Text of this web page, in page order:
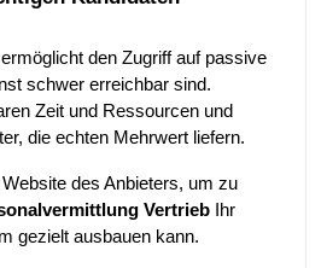
den Zugriff auf passive
schwer erreichbar sind.
Zeit und Ressourcen und
die echten Mehrwert liefern.
des Anbieters, um zu
Vertrieb Ihr
gezielt ausbauen kann.